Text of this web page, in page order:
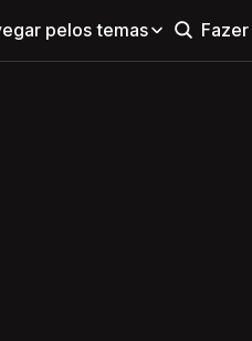
pelos temas